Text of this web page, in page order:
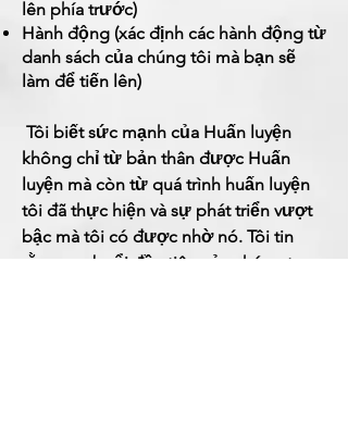
lên phía trước)
Hành động (xác định các hành động từ
danh sách của chúng tôi mà bạn sẽ
làm để tiến lên)
Tôi biết sức mạnh của Huấn luyện
không chỉ từ bản thân được Huấn
luyện mà còn từ quá trình huấn luyện
tôi đã thực hiện và sự phát triển vượt
bậc mà tôi có được nhờ nó. Tôi tin
rằng sau buổi đầu tiên của chúng ta